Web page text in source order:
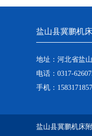
盐山县冀鹏机
地址：河北省盐
电话：0317-
手机：
盐山县冀鹏机床